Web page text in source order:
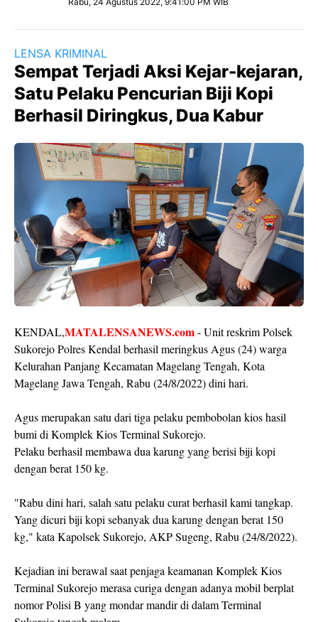
LENSA KRIMINAL
Sempat Terjadi Aksi Kejar-kejaran,
Satu Pelaku Pencurian Biji Kopi
Berhasil Diringkus, Dua Kabur
KENDAL,MATALENSANEWS.com- Unit reskrim Polsek
Sukorejo Polres Kendal berhasil meringkus Agus (24) warga
Kelurahan Panjang Kecamatan Magelang Tengah, Kota
Magelang Jawa Tengah, Rabu (24/8/2022) dini hari.
Agus merupakan satu dari tiga pelaku pembobolan kios hasil
bumi di Komplek Kios Terminal Sukorejo.
Pelaku berhasil membawa dua karung yang berisi biji kopi
dengan berat 150 kg.
"Rabu dini hari, salah satu pelaku curat berhasil kami tangkap.
Yang dicuri biji kopi sebanyak dua karung dengan berat 150
kg," kata Kapolsek Sukorejo, AKP Sugeng, Rabu (24/8/2022).
Kejadian ini berawal saat penjaga keamanan Komplek Kios
Terminal Sukorejo merasa curiga dengan adanya mobil berplat
nomor Polisi B yang mondar mandir di dalam Terminal